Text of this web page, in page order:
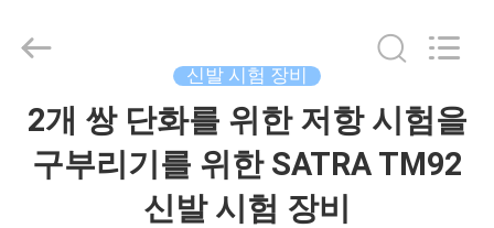
집
Testing
Equipment
Rights
Reserved.
신발 시험 장비
2개 쌍 단화를 위한 저항 시험을
구부리기를 위한 SATRA TM92
신발 시험 장비